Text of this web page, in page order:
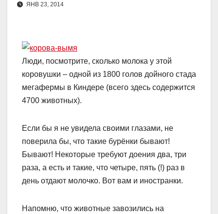
ЯНВ 23, 2014
Люди, посмотрите, сколько молока у этой
коровушки – одной из 1800 голов дойного стада
мегафермы в Киндере (всего здесь содержится
4700 животных).
Если бы я не увидела своими глазами, не
поверила бы, что такие бурёнки бывают!
Бывают! Некоторые требуют доения два, три
раза, а есть и такие, что четыре, пять (!) раз в
день отдают молочко. Вот вам и иностранки.
Напомню, что животные завозились на